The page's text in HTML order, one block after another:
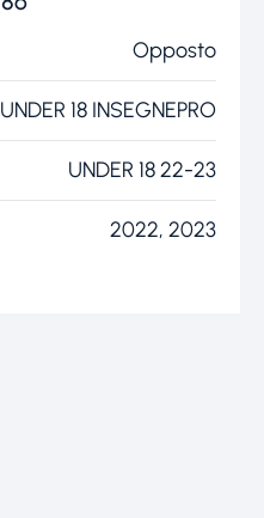
Opposto
UNDER 18 INSEGNEPRO
UNDER 18 22-23
2022, 2023